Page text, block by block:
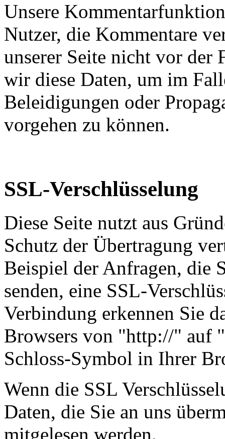
Unsere
Nutzer, die Kommentare
unserer Seite nicht vor der
wir diese Daten, um im
Beleidigungen oder
vorgehen zu können.
SSL-Verschlüsselung
Diese Seite nutzt aus
Schutz der Übertragung
Beispiel der Anfragen, die
senden, eine SSL-
Verbindung erkennen Sie
Browsers von "http://" auf
Schloss-Symbol in Ihrer
Wenn die SSL
Daten, die Sie an uns
mitgelesen werden.